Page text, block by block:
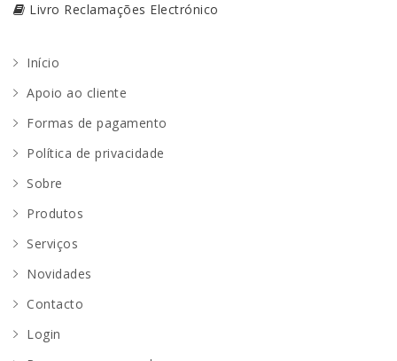
Livro Reclamações Electrónico
Início
Apoio ao cliente
Formas de pagamento
Política de privacidade
Sobre
Produtos
Serviços
Novidades
Contacto
Login